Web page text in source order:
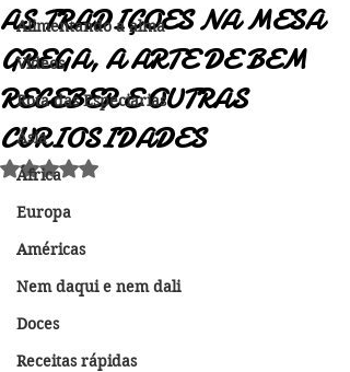
Alimentando a alma
Vídeos
Rota das Especiarias
Ásia
África
Europa
Américas
Nem daqui e nem dali
Doces
Receitas rápidas
AS TRADIÇOES NA MESA
GREGA, A ARTE DE BEM
RECEBER E OUTRAS
CURIOSIDADES
Avaliado com NaN de 5 estrelas.